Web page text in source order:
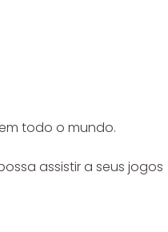
todo o mundo.
assistir a seus jogos